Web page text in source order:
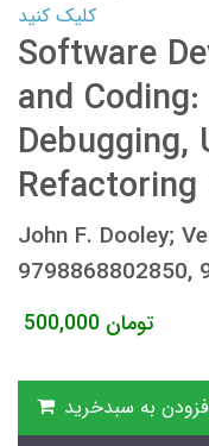
کلیک کنید
Software
and
Debugging,
John F. Dooley;
9798868802850,
500,000 تومان
به سبدخرید